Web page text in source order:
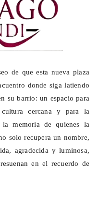
de que esta nueva plaza
donde siga latiendo
su barrio: un espacio para
cercana y para la
memoria de quienes la
solo recupera un nombre,
agradecida y luminosa,
en el recuerdo de